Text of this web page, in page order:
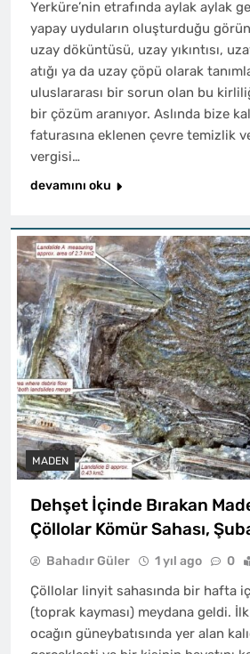
Yerküre’nin etrafında aylak aylak
yapay uyduların oluşturduğu
uzay döküntüsü, uzay yıkıntısı,
atığı ya da uzay çöpü olarak
uluslararası bir sorun olan bu
bir çözüm aranıyor. Aslında bize
faturasına eklenen çevre temizlik
vergisi…
devamını oku
MADEN
Dehşet İçinde Bırakan
Çöllolar Kömür Sahası,
Bahadır Güler 1 yıl ago 0
Çöllolar linyit sahasında bir hafta
(toprak kayması) meydana geldi.
ocağın güneybatısında yer alan